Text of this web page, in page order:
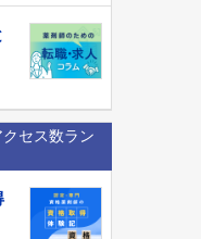
セス数ラン